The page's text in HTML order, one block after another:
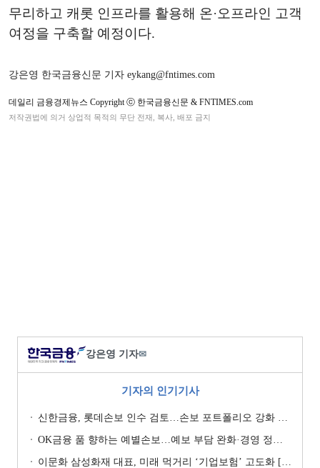
무리하고 캐롯 인프라를 활용해 온·오프라인 고객
여정을 구축할 예정이다.
강은영 한국금융신문 기자 eykang@fntimes.com
데일리 금융경제뉴스 Copyright ⓒ 한국금융신문 & FNTIMES.com
저작권법에 의거 상업적 목적의 무단 전재, 복사, 배포 금지
강은영 기자✉
기자의 인기기사
신한금융, 롯데손보 인수 검토…손보 포트폴리오 강화 승부수 [보험사 M&A 지형도]
OK금융 품 향하는 예별손보…예보 부담 완화·경영 정상화 기대 [예별손보 새 주인 찾기 ④]
이문화 삼성화재 대표, 미래 먹거리 ‘기업보험’ 고도화 [손보사 일반보험 전략 (1)]